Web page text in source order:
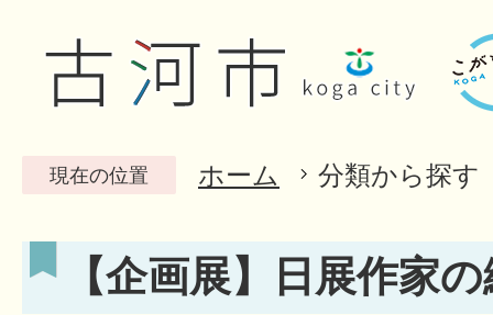
現在の位置 ホーム 分類から探す
【企画展】日展作家